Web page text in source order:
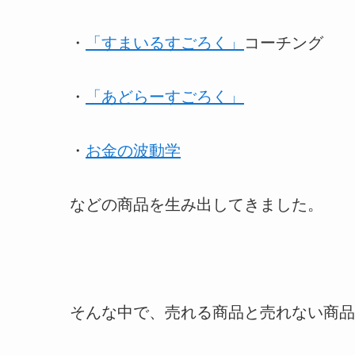
・ 「すまいるすごろく」 コーチング
・ 「あどらーすごろく」
・ お金の波動学
などの商品を生み出してきました。
そんな中で、売れる商品と売れない商